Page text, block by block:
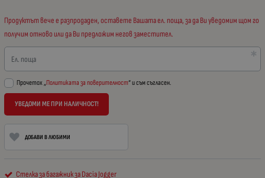
Продуктът вече е разпродаден, оставете Вашата ел. поща, за да Ви уведомим щом го
получим отново или да Ви предложим негов заместител.
Ел. поща
Прочетох „Политиката за поверителност“ и съм съгласен.
УВЕДОМИ МЕ ПРИ НАЛИЧНОСТ!
ДОБАВИ В ЛЮБИМИ
Стелка за багажник за Dacia Jogger